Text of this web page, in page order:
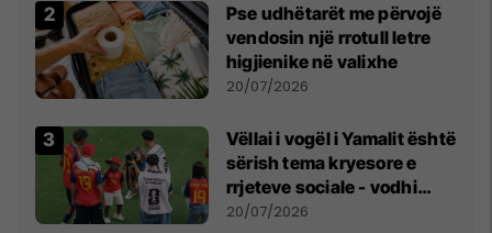
Pse udhëtarët me përvojë
vendosin një rrotull letre
higjienike në valixhe
20/07/2026
Vëllai i vogël i Yamalit është
sërish tema kryesore e
rrjeteve sociale - vodhi
vëmendjen pas finales së
20/07/2026